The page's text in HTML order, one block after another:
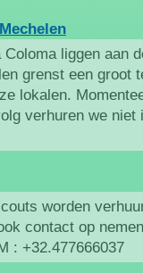
liggen aan
grenst een groot
lokalen.
verhuren we
worden
contact op
: +32.477666037